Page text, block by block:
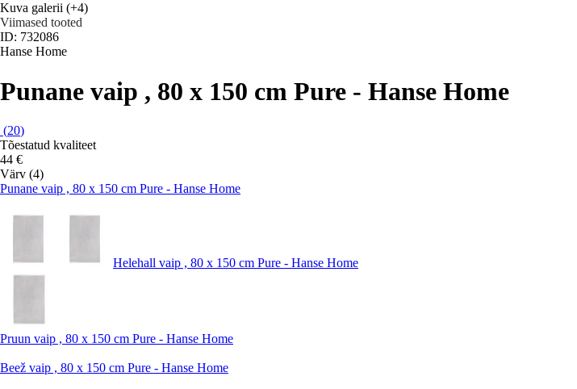
Kuva galerii (+4)
Viimased tooted
ID: 732086
Hanse Home
Punane vaip , 80 x 150 cm Pure - Hanse Home
(20)
Tõestatud kvaliteet
44 €
Värv (4)
Punane vaip , 80 x 150 cm Pure - Hanse Home
Helehall vaip , 80 x 150 cm Pure - Hanse Home
Pruun vaip , 80 x 150 cm Pure - Hanse Home
Beež vaip , 80 x 150 cm Pure - Hanse Home